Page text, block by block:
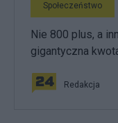
Społeczeństwo
Nie 800 plus, a
gigantyczna
Redakcja